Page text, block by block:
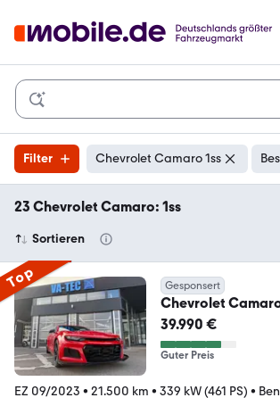
Filter Chevrolet Camaro 1ss
23 Chevrolet Camaro: 1ss
Sortieren
Top Gesponsert
Chevrolet Camaro
KIT/KLAPPEN/V8/
39.990 €
Guter Preis
EZ 09/2023 • 21.500 km • 339 kW (461 PS) •